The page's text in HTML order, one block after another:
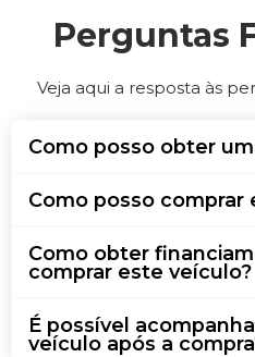
Perguntas
Veja aqui a resposta às
Como posso obter
Como posso comprar
Como obter
comprar este veículo?
É possível
veículo após a